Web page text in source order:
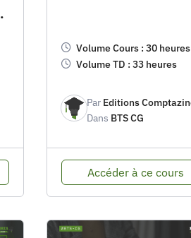
Volume Cours : 30 heures
Volume TD : 33 heures
Par Editions
Dans BTS CG
Accéder à ce cours